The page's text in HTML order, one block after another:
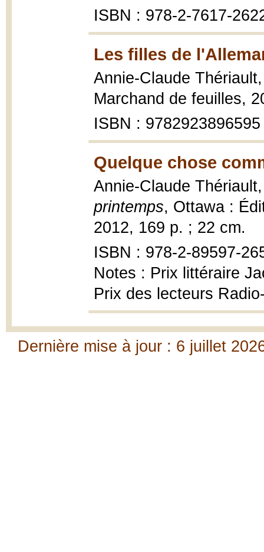
ISBN : 978-2-7617-
Les filles de
Annie-Claude
Marchand de feuilles,
ISBN : 9782923896595
Quelque chose
Annie-Claude
printemps, Ottawa :
2012, 169 p. ; 22 cm.
ISBN : 978-2-89597-
Notes : Prix littéraire
Prix des lecteurs
Dernière mise à jour : 6 juillet